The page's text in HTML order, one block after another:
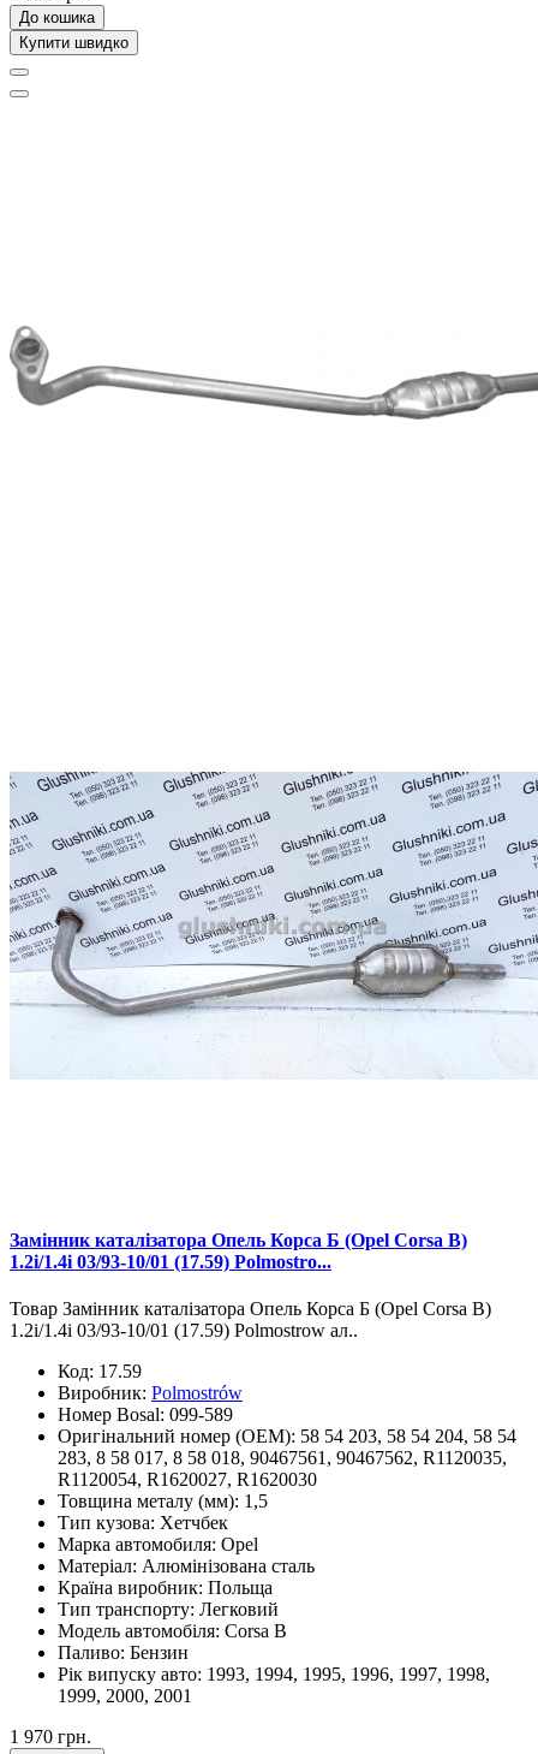
До кошика
Купити швидко
Замінник каталізатора Опель Корса Б (Opel Corsa B)
1.2i/1.4i 03/93-10/01 (17.59) Polmostro...
Товар Замінник каталізатора Опель Корса Б (Opel Corsa B)
1.2i/1.4i 03/93-10/01 (17.59) Polmostrow ал..
Код: 17.59
Виробник: Polmostrów
Номер Bosal: 099-589
Оригінальний номер (OEM): 58 54 203, 58 54 204, 58 54
283, 8 58 017, 8 58 018, 90467561, 90467562, R1120035,
R1120054, R1620027, R1620030
Товщина металу (мм): 1,5
Тип кузова: Хетчбек
Марка автомобиля: Opel
Матеріал: Алюмінізована сталь
Країна виробник: Польща
Тип транспорту: Легковий
Модель автомобіля: Corsa B
Паливо: Бензин
Рік випуску авто: 1993, 1994, 1995, 1996, 1997, 1998,
1999, 2000, 2001
1 970 грн.